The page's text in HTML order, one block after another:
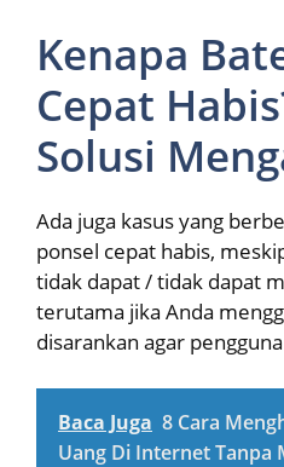
Kenapa
Cepat
Solusi
Ada juga kasus yang
ponsel cepat habis,
tidak dapat / tidak dapat
terutama jika Anda
disarankan agar
Baca Juga 8 Cara
Uang Di Internet Tanpa